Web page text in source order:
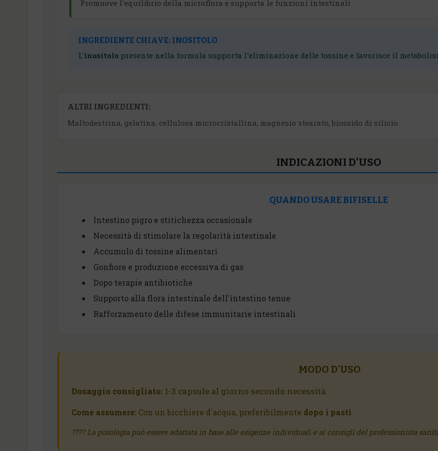
Promuove l'equilibrio della microflora e supporta le funzioni intestinali
INGREDIENTE CHIAVE: INOSITOLO
L'inositolo presente nella formula supporta l'eliminazione delle tossine e favorisce il
ALTRI INGREDIENTI:
Maltodestrina, gelatina, cellulosa microcristallina, magnesio stearato, biossido di silicio.
INDICAZIONI D'USO
QUANDO USARE BIFISELLE
Intestino pigro e stitichezza occasionale
Necessità di stimolare la regolarità intestinale
Accumulo di tossine alimentari
Gonfiore e produzione eccessiva di gas
Dopo terapie antibiotiche
Supporto alla flora intestinale dell'intestino tenue
Rafforzamento delle difese immunitarie intestinali
MODO D'USO
Dosaggio consigliato: 1-3 capsule al giorno secondo necessità
Come assumere: Con un bicchiere d'acqua, preferibilmente dopo i pasti
???? La posologia può essere adattata in base alle esigenze individuali e ai consigli del professionista